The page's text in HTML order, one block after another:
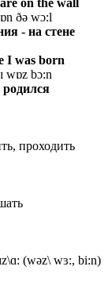
ðə wɔ:l
- на стене
I was born
wɒz bɔ:n
проходить
(wəz\ wɜ:, bi:n)